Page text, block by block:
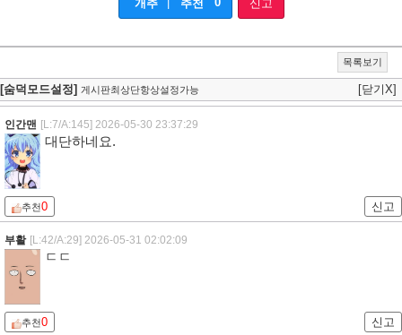
개추 추천 신고
목록보기
[숨덕모드설정] 게시판최상단항상설정가능 [닫기X]
인간맨 [L:7/A:145] 2026-05-30 23:37:29
대단하네요.
추천0 신고
부활 [L:42/A:29] 2026-05-31 02:02:09
ㄷㄷ
추천0 신고